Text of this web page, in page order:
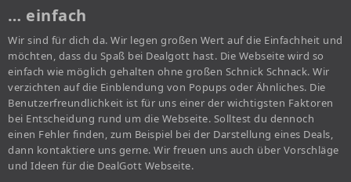
… einfach
Wir sind für dich da. Wir legen großen Wert auf die Einfachheit und
möchten, dass du Spaß bei Dealgott hast. Die Webseite wird so
einfach wie möglich gehalten ohne großen Schnick Schnack. Wir
verzichten auf die Einblendung von Popups oder Ähnliches. Die
Benutzerfreundlichkeit ist für uns einer der wichtigsten Faktoren
bei Entscheidung rund um die Webseite. Solltest du dennoch
einen Fehler finden, zum Beispiel bei der Darstellung eines Deals,
dann kontaktiere uns gerne. Wir freuen uns auch über Vorschläge
und Ideen für die DealGott Webseite.